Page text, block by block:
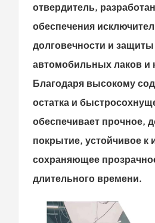
отвердитель,
обеспечения
долговечности и
автомобильных лаков и
Благодаря высокому
остатка и
обеспечивает прочное,
покрытие, устойчивое к
сохраняющее
длительного времени.